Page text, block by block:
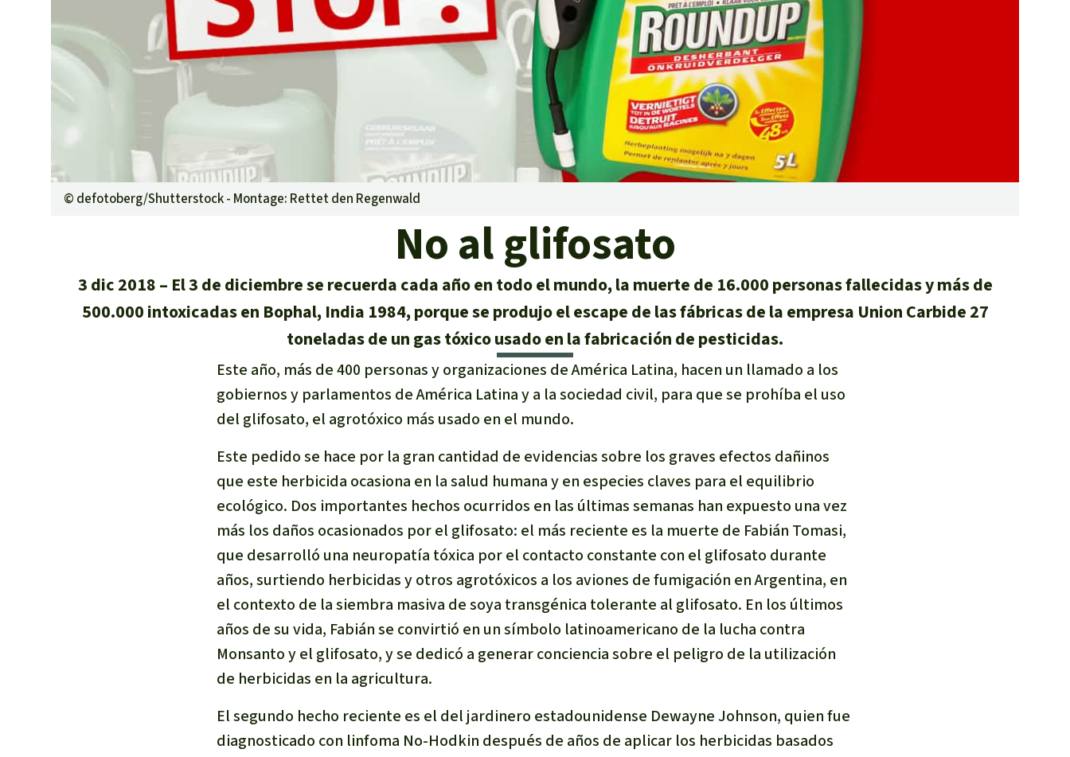
Metales
Minería
Agrotoxicos
REDD
Granjas Industriales
Para niñas y niños
incendios forestales
© defotoberg/Shutterstock - Montage: Rettet den Regenwald
No al glifosato
3 dic 2018
El 3 de diciembre se recuerda cada año en todo el mundo, la muerte de 16.000 personas fallecidas y más de
500.000 intoxicadas en Bophal, India 1984, porque se produjo el escape de las fábricas de la empresa Union Carbide 27
toneladas de un gas tóxico usado en la fabricación de pesticidas.
Este año, más de 400 personas y organizaciones de América Latina, hacen un llamado a los
gobiernos y parlamentos de América Latina y a la sociedad civil, para que se prohíba el uso
del glifosato, el agrotóxico más usado en el mundo.
Este pedido se hace por la gran cantidad de evidencias sobre los graves efectos dañinos
que este herbicida ocasiona en la salud humana y en especies claves para el equilibrio
ecológico. Dos importantes hechos ocurridos en las últimas semanas han expuesto una vez
más los daños ocasionados por el glifosato: el más reciente es la muerte de Fabián Tomasi,
que desarrolló una neuropatía tóxica por el contacto constante con el glifosato durante
años, surtiendo herbicidas y otros agrotóxicos a los aviones de fumigación en Argentina, en
el contexto de la siembra masiva de soya transgénica tolerante al glifosato. En los últimos
años de su vida, Fabián se convirtió en un símbolo latinoamericano de la lucha contra
Monsanto y el glifosato, y se dedicó a generar conciencia sobre el peligro de la utilización
de herbicidas en la agricultura.
El segundo hecho reciente es el del jardinero estadounidense Dewayne Johnson, quien fue
diagnosticado con linfoma No-Hodkin después de años de aplicar los herbicidas basados